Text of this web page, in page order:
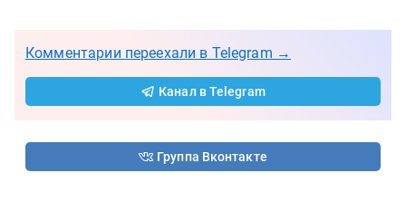
Комментарии переехали в Telegram →
Канал в Telegram
Группа Вконтакте